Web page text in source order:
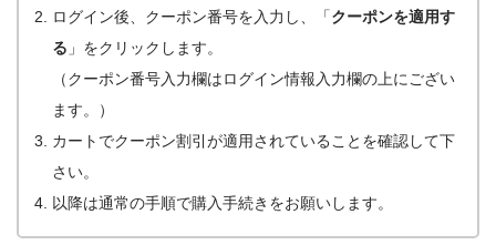
ログイン後、クーポン番号を入力し、「 クーポンを適用す
る 」をクリックします。
（クーポン番号入力欄はログイン情報入力欄の上にござい
ます。）
カートでクーポン割引が適用されていることを確認して下
さい。
以降は通常の手順で購入手続きをお願いします。